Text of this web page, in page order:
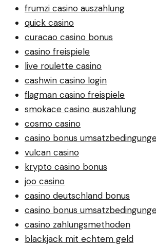
frumzi casino auszahlung
quick casino
curacao casino bonus
casino freispiele
live roulette casino
cashwin casino login
flagman casino freispiele
smokace casino auszahlung
cosmo casino
casino bonus
vulcan casino
krypto casino bonus
joo casino
casino deutschland bonus
casino bonus
casino zahlungsmethoden
blackjack mit echtem geld